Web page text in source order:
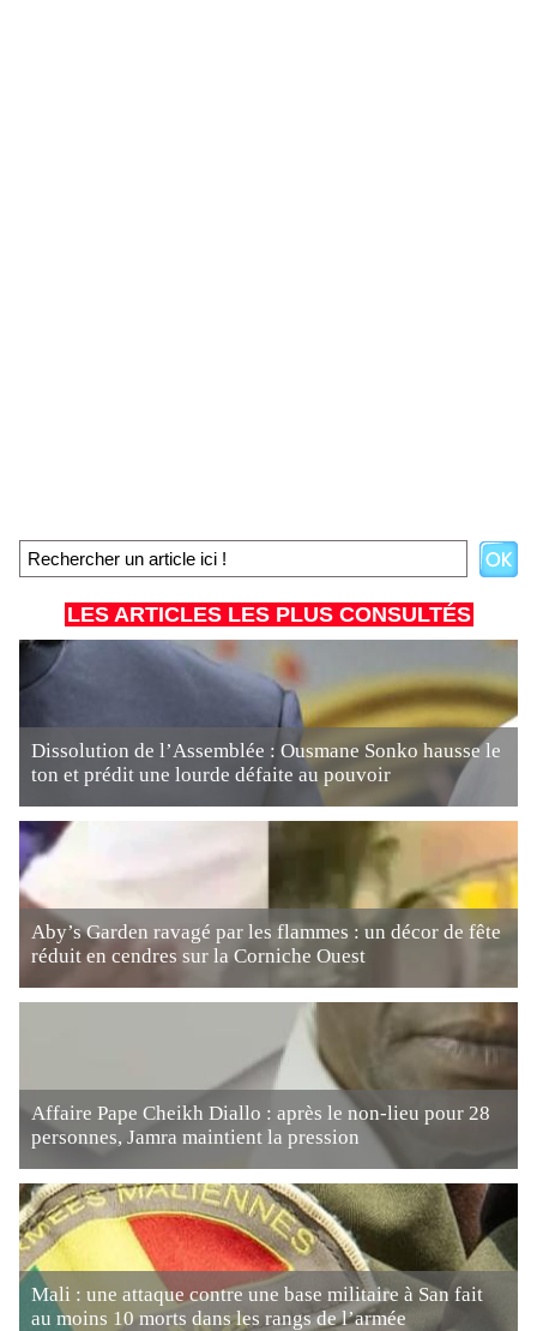
LES ARTICLES LES PLUS CONSULTÉS
Dissolution de l’Assemblée : Ousmane Sonko hausse le
ton et prédit une lourde défaite au pouvoir
Aby’s Garden ravagé par les flammes : un décor de fête
réduit en cendres sur la Corniche Ouest
Affaire Pape Cheikh Diallo : après le non-lieu pour 28
personnes, Jamra maintient la pression
Mali : une attaque contre une base militaire à San fait
au moins 10 morts dans les rangs de l’armée